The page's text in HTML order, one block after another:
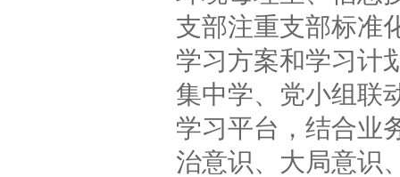
支部注重支部标准
学习方案和学习计
集中学、党小组联
学习平台，结合业
治意识、大局意识